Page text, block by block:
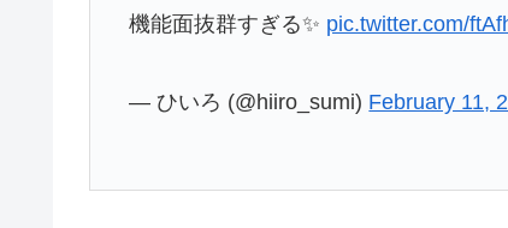
機能面抜群すぎる✨ pic.twitter.com/
— ひいろ (@hiiro_sumi) February 11,